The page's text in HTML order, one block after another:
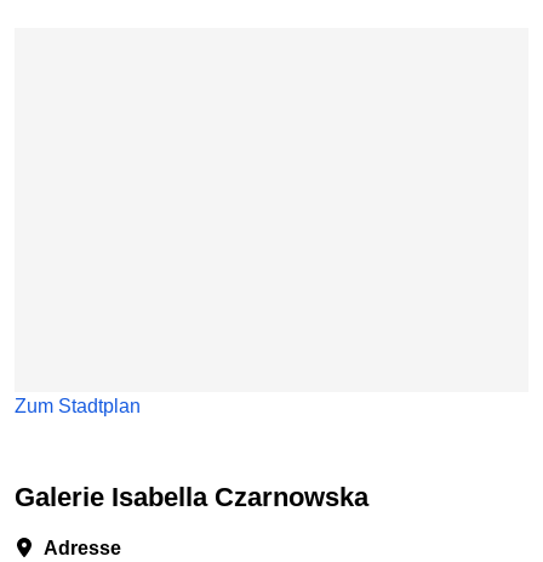
Zum Stadtplan
Galerie Isabella Czarnowska
Adresse